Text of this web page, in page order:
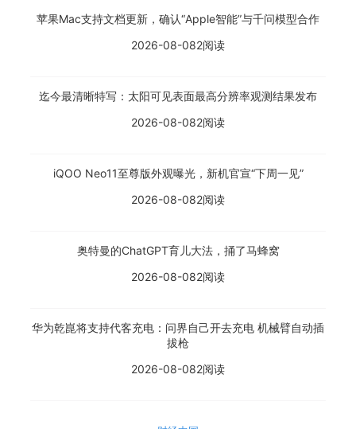
苹果Mac支持文档更新，确认“Apple智能”与千问模型合作
2026-08-082阅读
迄今最清晰特写：太阳可见表面最高分辨率观测结果发布
2026-08-082阅读
iQOO Neo11至尊版外观曝光，新机官宣“下周一见”
2026-08-082阅读
奥特曼的ChatGPT育儿大法，捅了马蜂窝
2026-08-082阅读
华为乾崑将支持代客充电：问界自己开去充电 机械臂自动插
拔枪
2026-08-082阅读